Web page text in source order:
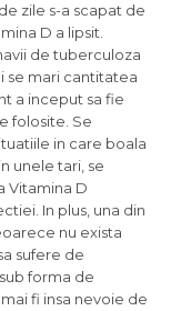
zile s-a scapat de
D a lipsit.
de tuberculoza
se mari cantitatea
a inceput sa fie
folosite. Se
in care boala
unele tari, se
Vitamina D
In plus, una din
nu exista
sufere de
forma de
fi insa nevoie de